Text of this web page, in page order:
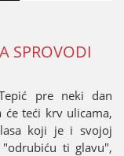
SPROVODI
pre neki dan
će teći krv ulicama,
koјi јe i svoјoј
ti glavu",